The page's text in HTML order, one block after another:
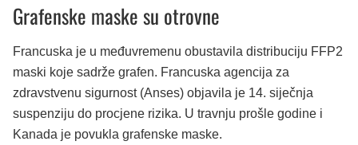
Grafenske maske su otrovne
Francuska je u međuvremenu obustavila distribuciju FFP2
maski koje sadrže grafen. Francuska agencija za
zdravstvenu sigurnost (Anses) objavila je 14. siječnja
suspenziju do procjene rizika. U travnju prošle godine i
Kanada je povukla grafenske maske.